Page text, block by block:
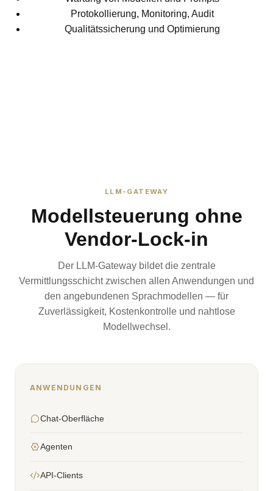
Protokollierung, Monitoring, Audit
Qualitätssicherung und Optimierung
LLM-GATEWAY
Modellsteuerung ohne
Vendor-Lock-in
Der LLM-Gateway bildet die zentrale
Vermittlungsschicht zwischen allen Anwendungen und
den angebundenen Sprachmodellen — für
Zuverlässigkeit, Kostenkontrolle und nahtlose
Modellwechsel.
ANWENDUNGEN
Chat-Oberfläche
Agenten
API-Clients